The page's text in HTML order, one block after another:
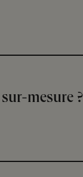
mesure ?